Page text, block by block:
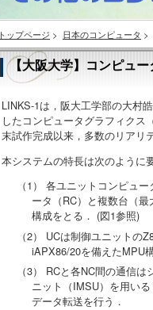
トップページ > 日本のコンピュータ >
【大阪大学】コンピュ
LINKS-1は，阪大工学部の大村
したコンピュータグラフィクス
末試作完成以来，多数のリアリ
本システムの特長は次のように
（1） 各ユニットコンピュ
ータ（RC）と複数台（
構成をとる． (図1参照)
（2） UCは制御ユニットの
iAPX86/20を備えたMPU
（3） RCと各NC間の通信
ニット（IMSU）を用い
データ転送を行う．